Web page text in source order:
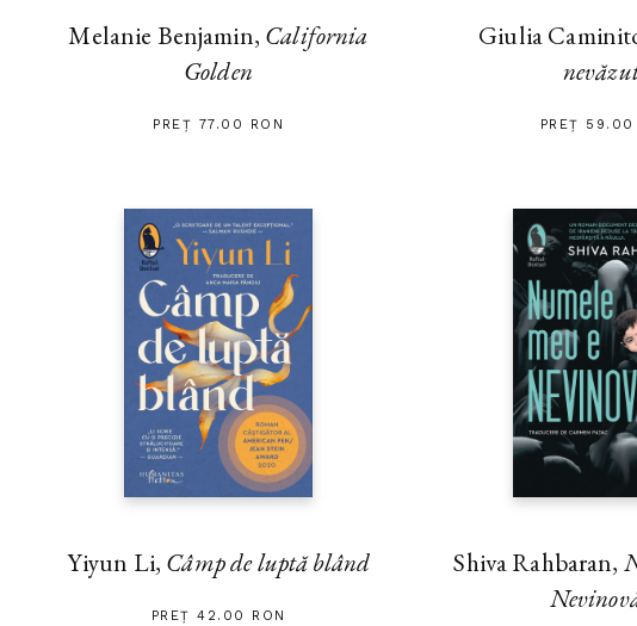
Melanie Benjamin, California
Golden
PREȚ 77.00 RON
Giulia
PREȚ 59.00
Yiyun Li, Câmp de luptă blând
PREȚ 42.00 RON
Shiva Rahbaran,